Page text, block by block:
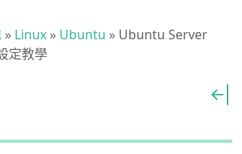
» Linux » Ubuntu » Ubuntu Server
定教學